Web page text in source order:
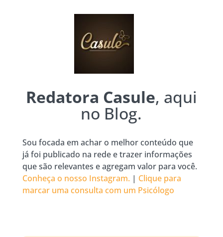
Redatora Casule, aqui
no Blog.
Sou focada em achar o melhor conteúdo que
já foi publicado na rede e trazer informações
que são relevantes e agregam valor para você.
Conheça o nosso Instagram. | Clique para
marcar uma consulta com um Psicólogo